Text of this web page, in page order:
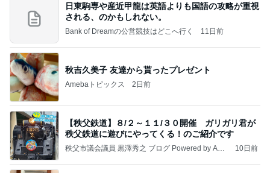
日東駒専や産近甲龍は英語よりも国語の攻略が重視
される、のかもしれない。
Bank of Dreamの公営競技はどこへ行く 11日前
秋吉久美子 友達から貰ったプレゼント
Amebaトピックス 2日前
【秩父鉄道】８/２～１１/３０開催 ガリガリ君が
秩父鉄道に遊びにやってくる！のご紹介です
秩父市議会議員 黒澤秀之 ブログ Powered by Ame
10日前